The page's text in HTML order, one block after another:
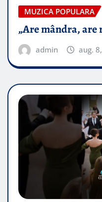
MUZICA POPULARA
„Are mândra,
admin aug.